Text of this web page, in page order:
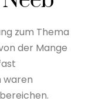
zum Thema
der Mange
waren